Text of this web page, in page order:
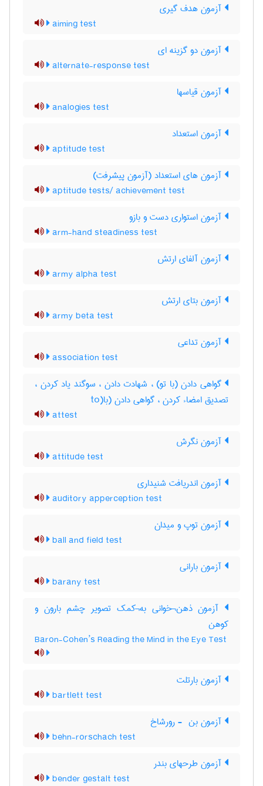
آزمون هدف گیری
aiming test
آزمون دو گزینه ای
alternate-response test
آزمون قیاسها
analogies test
آزمون استعداد
aptitude test
آزمون های استعداد (آزمون پیشرفت)
aptitude tests/ achievement test
آزمون استواری دست و بازو
arm-hand steadiness test
آزمون آلفای ارتش
army alpha test
آزمون بتای ارتش
army beta test
آزمون تداعی
association test
گواهی دادن (با تو) ، شهادت دادن ، سوگند یاد کردن ،
تصدیق امضاء کردن ، گواهی دادن (با(to
attest
آزمون نگرش
attitude test
آزمون اندریافت شنیداری
auditory apperception test
آزمون توپ و میدان
ball and field test
آزمون بارانی
barany test
آزمون ذهن¬خوانی به¬کمک تصویر چشم بارون و
کوهن
Baron-Cohen’s Reading the Mind in the Eye Test
آزمون بارتلت
bartlett test
آزمون بن ‎ - رورشاخ
behn-rorschach test
آزمون طرحهای بندر
bender gestalt test